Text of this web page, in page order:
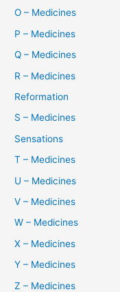
O – Medicines
P – Medicines
Q – Medicines
R – Medicines
Reformation
S – Medicines
Sensations
T – Medicines
U – Medicines
V – Medicines
W – Medicines
X – Medicines
Y – Medicines
Z – Medicines